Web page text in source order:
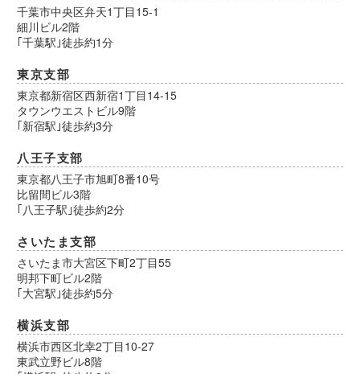
千葉市中央区弁天1丁目15-1
細川ビル2階
｢千葉駅｣徒歩約1分
東京支部
東京都新宿区西新宿1丁目14-15
タウンウエストビル9階
｢新宿駅｣徒歩約3分
八王子支部
東京都八王子市旭町8番10号
比留間ビル3階
｢八王子駅｣徒歩約2分
さいたま支部
さいたま市大宮区下町2丁目55
明邦下町ビル2階
｢大宮駅｣徒歩約5分
横浜支部
横浜市西区北幸2丁目10-27
東武立野ビル8階